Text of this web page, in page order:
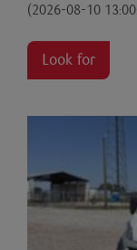
(2026-08-10
Look for